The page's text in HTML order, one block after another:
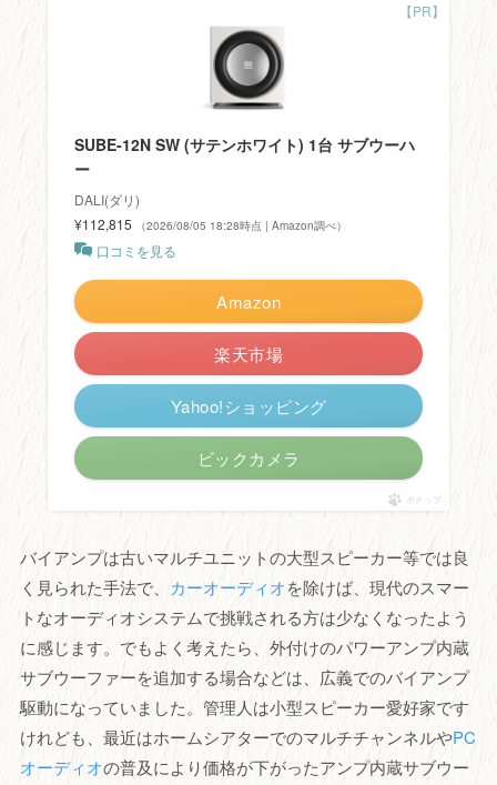
SUBE-12N SW (サテンホワイト) 1台 サブウーハ
ー
DALI(ダリ)
¥112,815
（2026/08/05 18:28時点 | Amazon調べ）
口コミを見る
Amazon
楽天市場
Yahoo!ショッピング
ビックカメラ
ポチップ
バイアンプは古いマルチユニットの大型スピーカー等では良
く見られた手法で、 カーオーディオを除けば、現代のスマー
トなオーディオシステムで挑戦される方は少なくなったよう
に感じます。でもよく考えたら、外付けのパワーアンプ内蔵
サブウーファーを追加する場合などは、広義でのバイアンプ
駆動になっていました。管理人は小型スピーカー愛好家です
けれども、最近はホームシアターでのマルチチャンネルやPC
オーディオの普及により価格が下がったアンプ内蔵サブウー